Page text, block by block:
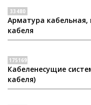
33480
Арматура кабельная,
кабеля
175169
Кабеленесущие
кабеля)